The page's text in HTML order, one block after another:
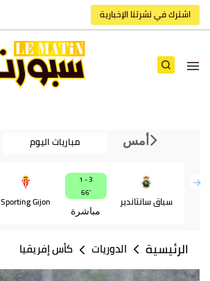
اشترك في نشرتنا الإخبارية
أمس مباريات اليوم
سباق سانتاندير
3 - 1
66‎’‎
مباشرة
Sporting Gijon
الرئيسية الدوريات كأس إفريقيا